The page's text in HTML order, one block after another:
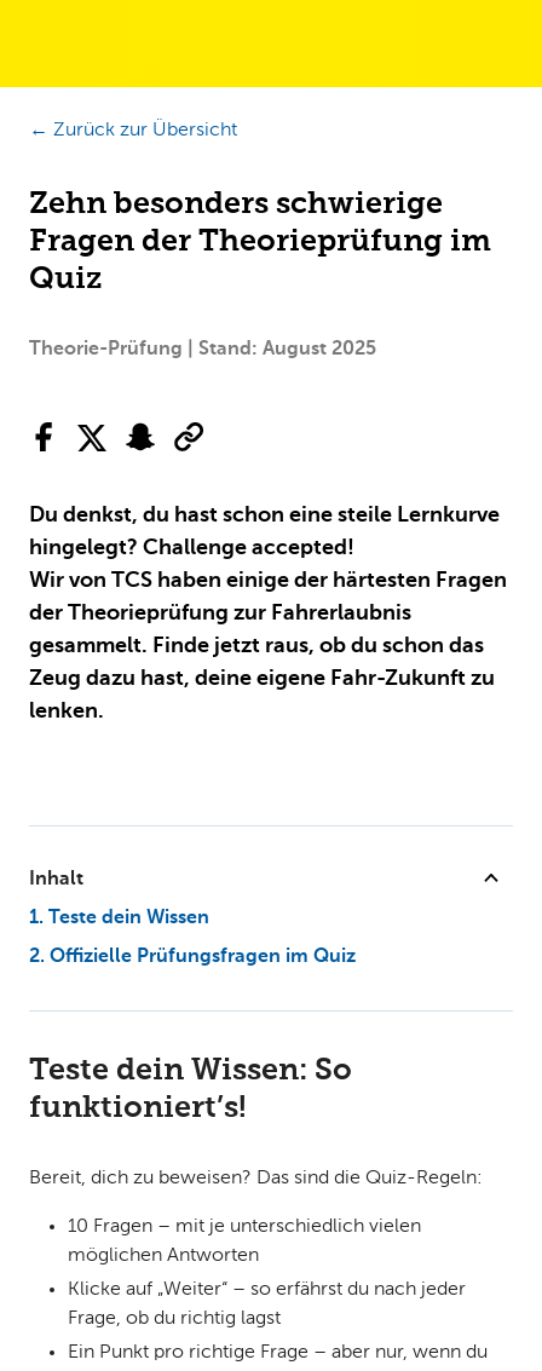
← Zurück zur Übersicht
Zehn besonders schwierige
Fragen der Theorieprüfung im
Quiz
Theorie-Prüfung | Stand: August 2025
Du denkst, du hast schon eine steile Lernkurve
hingelegt? Challenge accepted!
Wir von TCS haben einige der härtesten Fragen
der Theorieprüfung zur Fahrerlaubnis
gesammelt. Finde jetzt raus, ob du schon das
Zeug dazu hast, deine eigene Fahr-Zukunft zu
lenken.
Inhalt
1. Teste dein Wissen
2. Offizielle Prüfungsfragen im Quiz
Teste dein Wissen: So
funktioniert’s!
Bereit, dich zu beweisen? Das sind die Quiz-Regeln:
10 Fragen – mit je unterschiedlich vielen
möglichen Antworten
Klicke auf „Weiter“ – so erfährst du nach jeder
Frage, ob du richtig lagst
Ein Punkt pro richtige Frage – aber nur, wenn du